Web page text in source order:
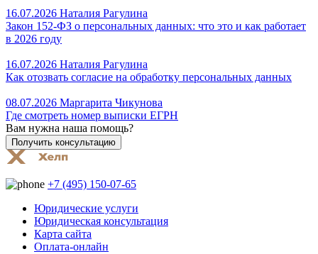
16.07.2026 Наталия Рагулина
Закон 152-ФЗ о персональных данных: что это и как работает
в 2026 году
16.07.2026 Наталия Рагулина
Как отозвать согласие на обработку персональных данных
08.07.2026 Маргарита Чикунова
Где смотреть номер выписки ЕГРН
Вам нужна наша помощь?
+7 (495) 150-07-65
Юридические услуги
Юридическая консультация
Карта сайта
Оплата-онлайн